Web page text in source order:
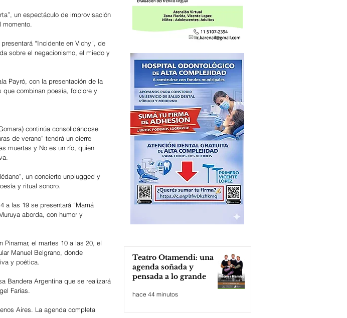
un espectáculo de improvisación
“Incidente en Vichy”, de
sobre el negacionismo, el miedo y
Payró, con la presentación de la
que combinan poesía, folclore y
continúa consolidándose
de verano” tendrá un cierre
muertas y No es un río, quien
un concierto unplugged y
y ritual sonoro.
a las 19 se presentará “Mamá
aborda, con humor y
el martes 10 a las 20, el
Manuel Belgrano, donde
y poética.
Bandera Argentina que se realizará
Farías.
Aires. La agenda completa
Teatro Otamendi: una
agenda soñada y
pensada a lo grande
hace 44 minutos